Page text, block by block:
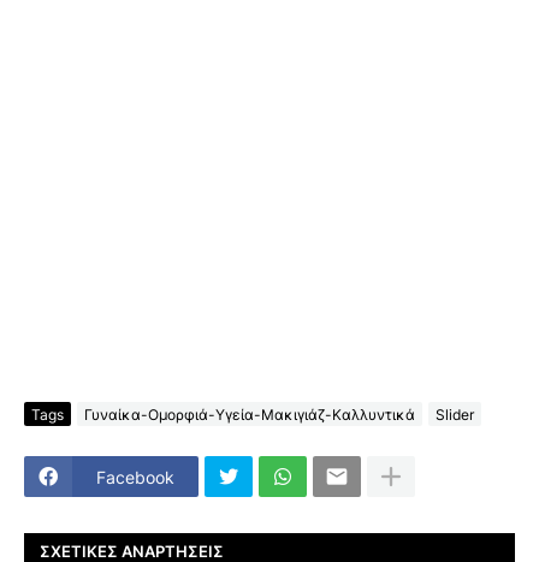
Tags Γυναίκα-Ομορφιά-Υγεία-Μακιγιάζ-Καλλυντικά Slider
Facebook
ΣΧΕΤΙΚΈΣ ΑΝΑΡΤΉΣΕΙΣ